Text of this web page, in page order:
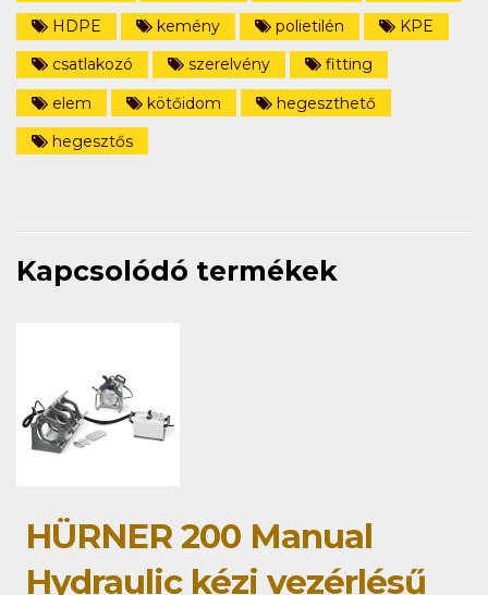
HDPE
kemény polietilén
KPE
csatlakozó
szerelvény
fitting
elem
kötőidom
hegeszthető
hegesztős
Kapcsolódó termékek
HÜRNER 200 Manual
Hydraulic kézi vezérlésű